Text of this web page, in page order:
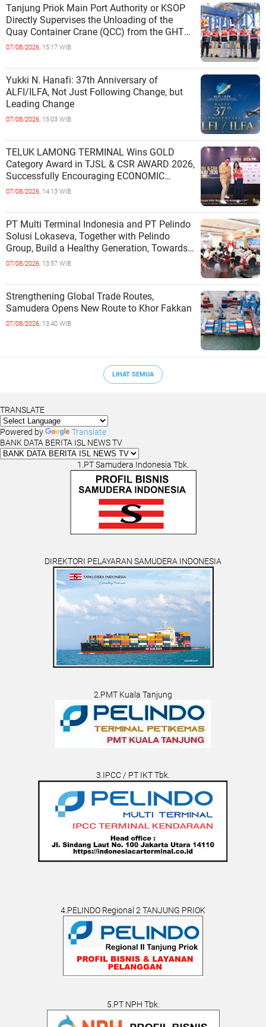
Tanjung Priok Main Port Authority or KSOP
Directly Supervises the Unloading of the
Quay Container Crane (QCC) from the GHT
Marimas Ship at the North J
07/08/2026, 15:17 WIB
Yukki N. Hanafi: 37th Anniversary of
ALFI/ILFA, Not Just Following Change, but
Leading Change
07/08/2026, 15:03 WIB
TELUK LAMONG TERMINAL Wins GOLD
Category Award in TJSL & CSR AWARD 2026,
Successfully Encouraging ECONOMIC
INDEPENDENCE OF COASTAL
07/08/2026, 14:13 WIB
PT Multi Terminal Indonesia and PT Pelindo
Solusi Lokaseva, Together with Pelindo
Group, Build a Healthy Generation, Towards
a Golden Indonesia
07/08/2026, 13:57 WIB
Strengthening Global Trade Routes,
Samudera Opens New Route to Khor Fakkan
07/08/2026, 13:40 WIB
LIHAT SEMUA
TRANSLATE
Powered by
Translate
BANK DATA BERITA ISL NEWS TV
1.PT Samudera Indonesia Tbk.
DIREKTORI PELAYARAN SAMUDERA INDONESIA
2.PMT Kuala Tanjung
3.IPCC / PT IKT Tbk.
4.PELINDO Regional 2 TANJUNG PRIOK
5.PT NPH Tbk.